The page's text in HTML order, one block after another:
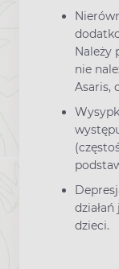
Należy
nie
Asaris,
dzieci.